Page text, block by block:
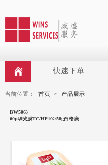
快速下单
当前位置： 首页 > 产品展示
BW5063
60μ珠光膜TC/HP102/58g白格底
典型应用食品行业标签。印制后
的无复膜的标签尽量避免接触酒